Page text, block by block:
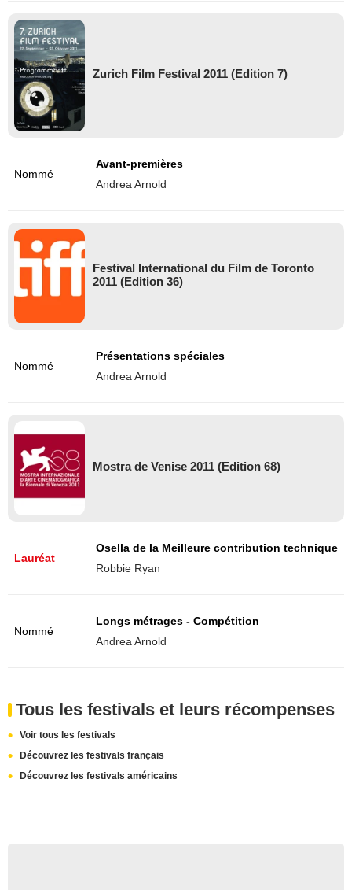
Zurich Film Festival 2011 (Edition 7)
Nommé
Avant-premières
Andrea Arnold
Festival International du Film de Toronto
2011 (Edition 36)
Nommé
Présentations spéciales
Andrea Arnold
Mostra de Venise 2011 (Edition 68)
Lauréat
Osella de la Meilleure contribution technique
Robbie Ryan
Nommé
Longs métrages - Compétition
Andrea Arnold
Tous les festivals et leurs récompenses
Voir tous les festivals
Découvrez les festivals français
Découvrez les festivals américains